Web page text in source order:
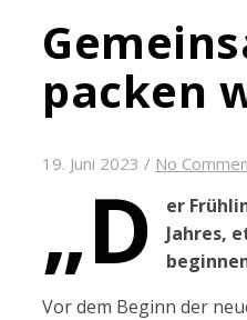
packen
19. Juni 2023 / No
„D
er
Jahres,
Vor dem Beginn der